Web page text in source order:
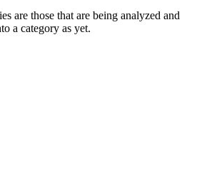
are those that are being analyzed and
a category as yet.